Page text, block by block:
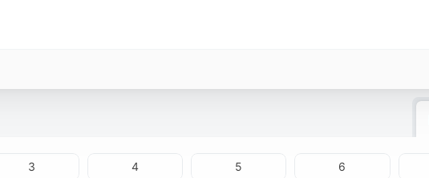
3 4 5 6